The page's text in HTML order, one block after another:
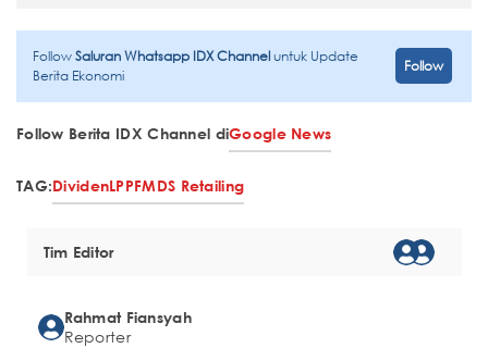
FollowSaluran Whatsapp IDX Channeluntuk Update
Berita Ekonomi
Follow
Follow Berita IDX Channel diGoogle News
TAG:DividenLPPFMDS Retailing
Tim Editor
Rahmat Fiansyah
Reporter